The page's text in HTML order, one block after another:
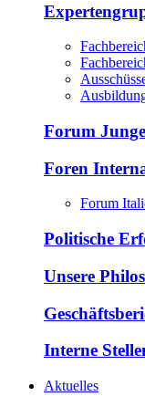
Forum
Foren
Forum
Politische
Unsere
Interne
Aktuelles